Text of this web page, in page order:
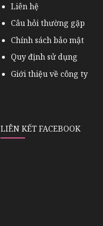
Liên hệ
Câu hỏi thường gặp
Chính sách bảo mật
Quy định sử dụng
Giới thiệu về công ty
LIÊN KẾT FACEBOOK